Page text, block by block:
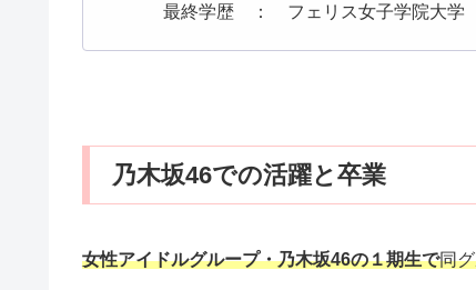
最終学歴 ： フェリス女子学院大学
乃木坂46での活躍と卒業
女性アイドルグループ・乃木坂46の１期生で同